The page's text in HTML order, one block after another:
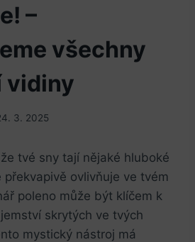
–
všechny
vidiny
3. 2025
tvé sny tají nějaké hluboké
ovlivňuje ve tvém
poleno může být klíčem k
skrytých ve tvých
mystický nástroj má